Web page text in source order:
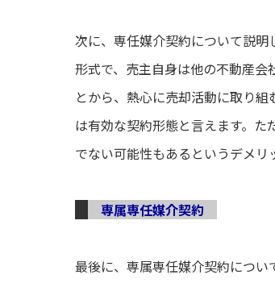
次に、専任媒介契約について説明
形式で、売主自身は他の不動産
とから、熱心に売却活動に取り
は有効な契約形態と言えます。
でない可能性もあるというデメリ
専属専任媒介契約
最後に、専属専任媒介契約につい